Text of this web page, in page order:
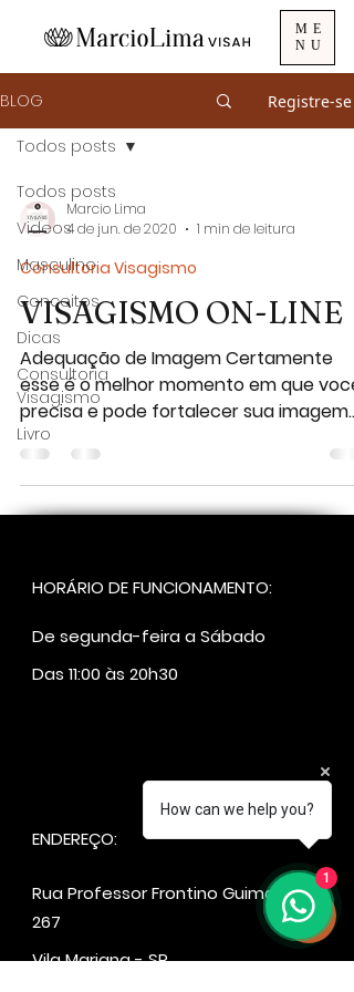
ME
NU
BLOG Registre-se
Todos posts
Videos
Masculino
Conceitos
Dicas
Consultoria
Visagismo
Livro
Todos posts
Marcio Lima
4 de jun. de 2020
1 min de leitura
Consultoria Visagismo
VISAGISMO ON-LINE
Adequação de Imagem Certamente
esse é o melhor momento em que você
precisa e pode fortalecer sua imagem
interna para lidar com as...
HORÁRIO DE FUNCIONAMENTO:
De segunda-feira a Sábado
Das 11:00 às 20h30
ENDEREÇO:
Rua Professor Frontino Guimarães,
267
Vila Mariana - SP
How can we help you?
1